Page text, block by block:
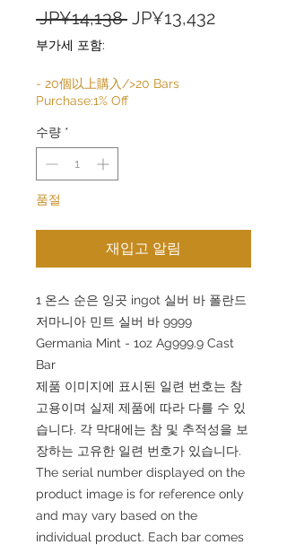
JP¥14,138 일
JP¥13,432할
부가세 포함:
- 20個以上購入/>20 Bars
Purchase:1% Off
수량 *
품절
재입고 알림
1 온스 순은 잉곳 ingot 실버 바 폴란드
저마니아 민트 실버 바 9999
Germania Mint - 1oz Ag999.9 Cast
Bar
제품 이미지에 표시된 일련 번호는 참
고용이며 실제 제품에 따라 다를 수 있
습니다. 각 막대에는 참 및 추적성을 보
장하는 고유한 일련 번호가 있습니다.
The serial number displayed on the
product image is for reference only
and may vary based on the
individual product. Each bar comes